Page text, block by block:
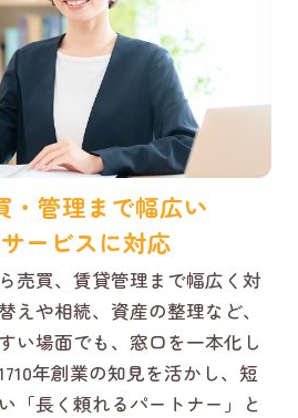
・管理まで幅広い
ービスに対応
売買、賃貸管理まで幅広く対
えや相続、資産の整理など、
い場面でも、窓口を一本化し
年創業の知見を活かし、短
「長く頼れるパートナー」と